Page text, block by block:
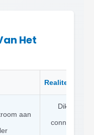
Het
Realiteit van
aan
Dikke